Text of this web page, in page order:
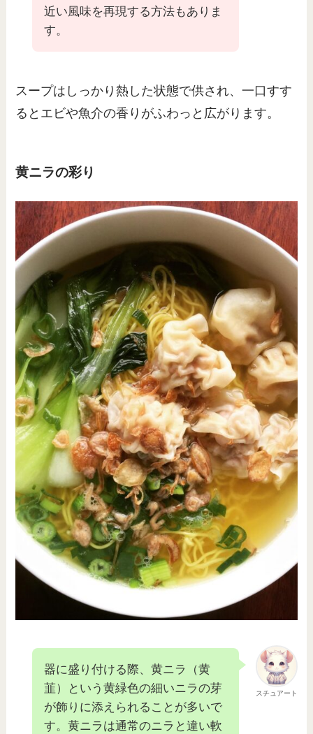
近い風味を再現する方法もありま
す。
スープはしっかり熱した状態で供され、一口すす
るとエビや魚介の香りがふわっと広がります。
黄ニラの彩り
スチュアート
器に盛り付ける際、黄ニラ（黄
韮）という黄緑色の細いニラの芽
が飾りに添えられることが多いで
す。黄ニラは通常のニラと違い軟